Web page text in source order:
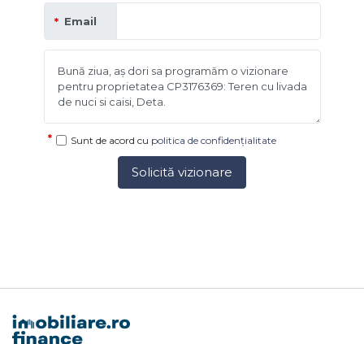
Email
Sunt de acord cu politica de confidențialitate
Solicită vizionare